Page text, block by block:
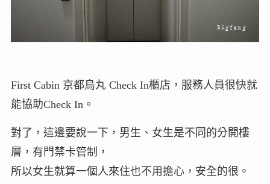
First Cabin 京都烏丸 Check In櫃店，服務人員很快就
能協助Check In。
對了，這邊要說一下，男生、女生是不同的分開樓
層，有門禁卡管制，
所以女生就算一個人來住也不用擔心，安全的很。